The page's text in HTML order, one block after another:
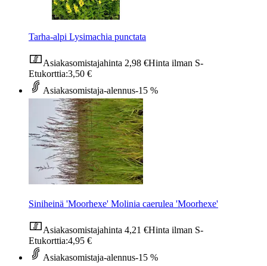
Tarha-alpi Lysimachia punctata
Asiakasomistajahinta 2,98 €Hinta ilman S-
Etukorttia:3,50 €
Asiakasomistaja-alennus-15 %
Siniheinä 'Moorhexe' Molinia caerulea 'Moorhexe'
Asiakasomistajahinta 4,21 €Hinta ilman S-
Etukorttia:4,95 €
Asiakasomistaja-alennus-15 %